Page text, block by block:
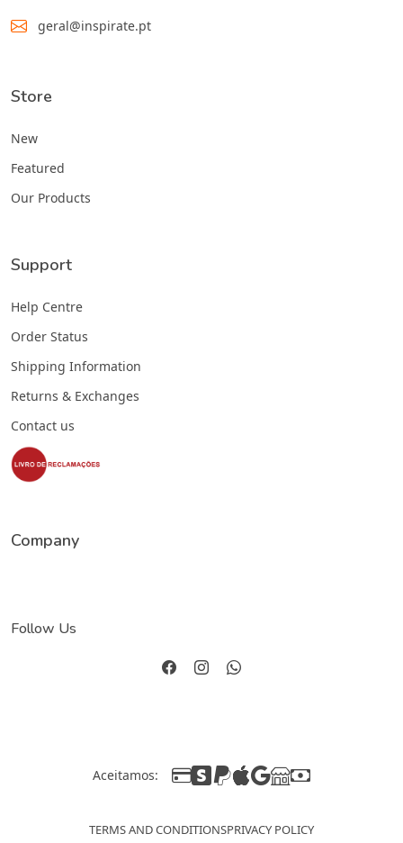
geral@inspirate.pt
Store
New
Featured
Our Products
Support
Help Centre
Order Status
Shipping Information
Returns & Exchanges
Contact us
Company
Follow Us
Aceitamos:
TERMS AND CONDITIONSPRIVACY POLICY